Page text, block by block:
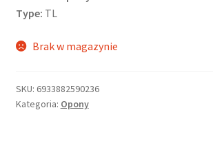
Type: TL
Brak w magazynie
SKU: 6933882590236
Kategoria: Opony